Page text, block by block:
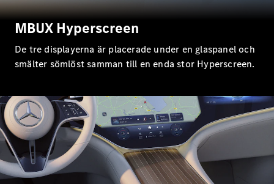
EQE
SUV
Elektrisk
EQS
SUV
Mercedes-
GLA
GLA
Ny
GLA Ny Elektrisk
GLB Elektrisk
GLB
GLC
GLC
MBUX Hyperscreen
De tre displayerna är placerade under en glaspanel och
smälter sömlöst samman till en enda stor Hyperscreen.